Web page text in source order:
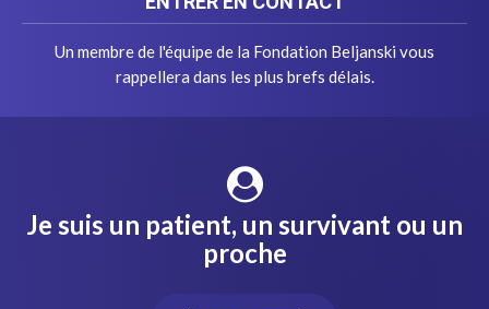
Un membre de l'équipe de la Fondation Beljanski vous
rappellera dans les plus brefs délais.
Je suis un patient, un survivant ou un
proche